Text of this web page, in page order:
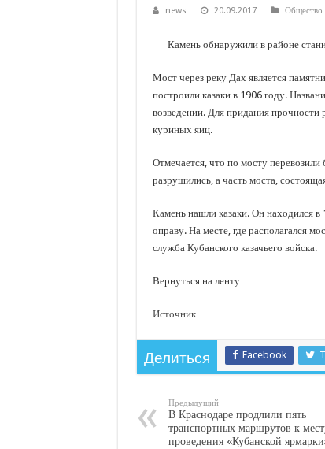
С нового учебного года в 35 школах
В городах и районах Кубани отметили День
Стартовал прием заявок на 20-й
news 20.09.2017 Общество
Камень обнаружили в районе
Мост через реку Дах является
построили казаки в 1906 году.
возведении. Для придания прочности
куриных яиц.
Отмечается, что по мосту
разрушились, а часть моста,
Камень нашли казаки. Он находился в
оправу. На месте, где располагался
служба Кубанского казачьего войска.
Вернуться на ленту
Источник
Делиться Facebook
Предыдущий
В Краснодаре продлили пять
транспортных маршрутов к
проведения «Кубанской